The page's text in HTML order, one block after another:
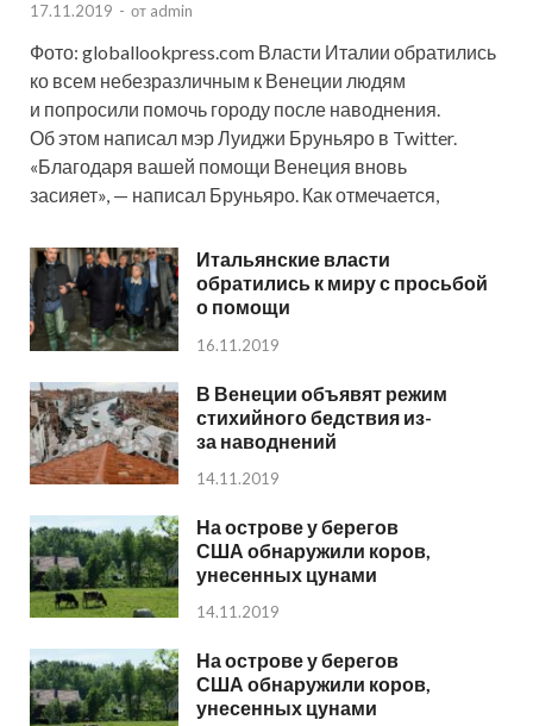
17.11.2019 - от admin
Фото: globallookpress.com Власти Италии обратились
ко всем небезразличным к Венеции людям
и попросили помочь городу после наводнения.
Об этом написал мэр Луиджи Бруньяро в Twitter.
«Благодаря вашей помощи Венеция вновь
засияет», — написал Бруньяро. Как отмечается,
Итальянские власти
обратились к миру с просьбой
о помощи
16.11.2019
В Венеции объявят режим
стихийного бедствия из-
за наводнений
14.11.2019
На острове у берегов
США обнаружили коров,
унесенных цунами
14.11.2019
На острове у берегов
США обнаружили коров,
унесенных цунами